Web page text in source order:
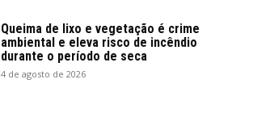
Queima de lixo e vegetação é crime
ambiental e eleva risco de incêndio
durante o período de seca
4 de agosto de 2026